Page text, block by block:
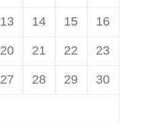
13 14 15 16
20 21 22 23
27 28 29 30